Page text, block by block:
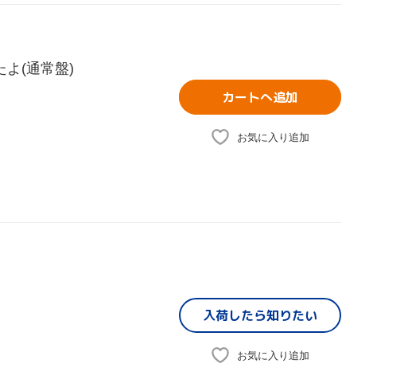
よ(通常盤)
カートへ追加
お気に入り追加
入荷したら知りたい
お気に入り追加